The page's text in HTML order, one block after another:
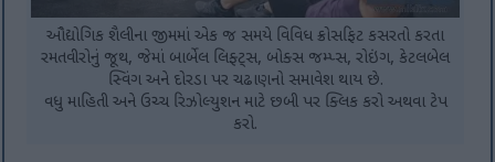
ઔદ્યોગિક શૈલીના જીમમાં એક જ સમયે વિવિધ ક્રોસફિટ કસરતો કરતા
રમતવીરોનું જૂથ, જેમાં બાર્બેલ લિફ્ટ્સ, બોક્સ જમ્પ્સ, રોઇંગ, કેટલબેલ
સ્વિંગ અને દોરડા પર ચઢાણનો સમાવેશ થાય છે.
વધુ માહિતી અને ઉચ્ચ રિઝોલ્યુશન માટે છબી પર ક્લિક કરો અથવા ટેપ
કરો.